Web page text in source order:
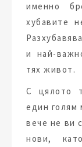
именно
хубавите
и най-
тях живот.
С цялото
един
вече не ви
нови,